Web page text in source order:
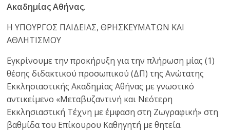
Ακαδημίας Αθήνας.
Η ΥΠΟΥΡΓΟΣ ΠΑΙΔΕΙΑΣ, ΘΡΗΣΚΕΥΜΑΤΩΝ ΚΑΙ
ΑΘΛΗΤΙΣΜΟΥ
Εγκρίνουμε την προκήρυξη για την πλήρωση μίας (1)
θέσης διδακτικού προσωπικού (ΔΠ) της Ανώτατης
Εκκλησιαστικής Ακαδημίας Αθήνας με γνωστικό
αντικείμενο «Μεταβυζαντινή και Νεότερη
Εκκλησιαστική Τέχνη με έμφαση στη Ζωγραφική» στη
βαθμίδα του Επίκουρου Καθηγητή με θητεία.